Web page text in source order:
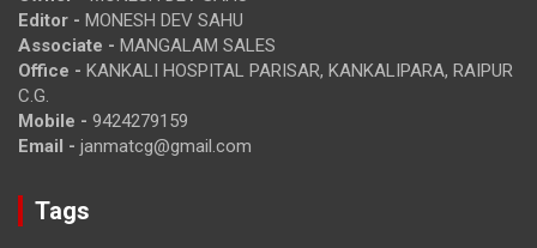
Editor - MONESH DEV SAHU
Associate - MANGALAM SALES
Office - KANKALI HOSPITAL PARISAR, KANKALIPARA, RAIPUR
C.G.
Mobile - 9424279159
Email - janmatcg@gmail.com
Tags